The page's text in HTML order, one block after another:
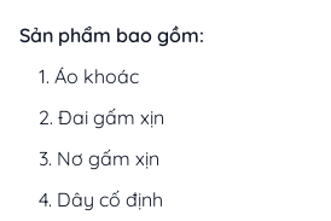
Sản phẩm bao gồm:
Áo khoác
Đai gấm xịn
Nơ gấm xịn
Dây cố định